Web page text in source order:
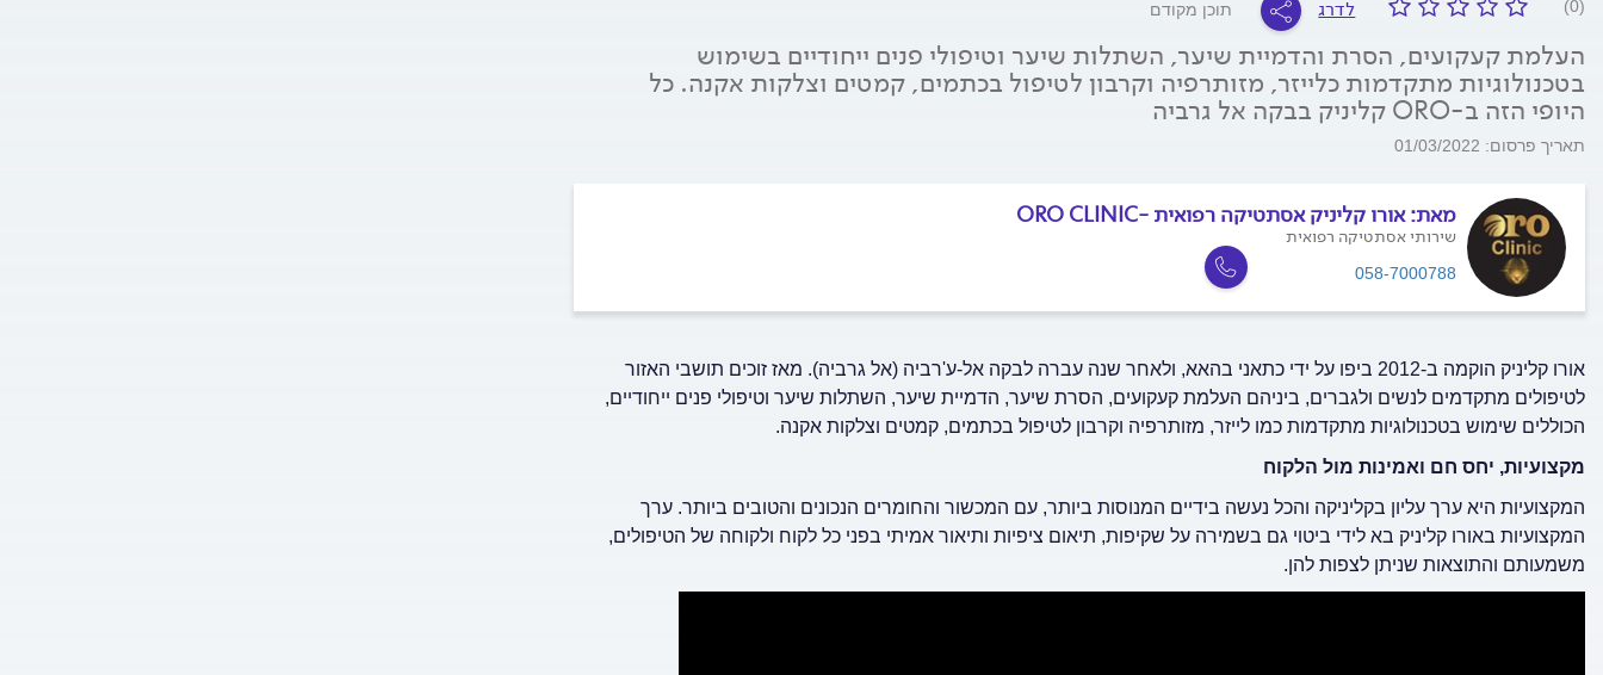
(0) לדרג תוכן מקודם
העלמת קעקועים, הסרת והדמיית שיער, השתלות שיער וטיפולי פנים ייחודיים בשימוש
בטכנולוגיות מתקדמות כלייזר, מזותרפיה וקרבון לטיפול בכתמים, קמטים וצלקות אקנה. כל
היופי הזה ב-ORO קליניק בבקה אל גרביה
תאריך פרסום: 01/03/2022
מאת: אורו קליניק אסתטיקה רפואית -ORO CLINIC
שירותי אסתטיקה רפואית
058-7000788
אורו קליניק הוקמה ב-2012 ביפו על ידי כתאני בהאא, ולאחר שנה עברה לבקה אל-ע'רביה (אל גרביה). מאז זוכים תושבי האזור
לטיפולים מתקדמים לנשים ולגברים, ביניהם העלמת קעקועים, הסרת שיער, הדמיית שיער, השתלות שיער וטיפולי פנים ייחודיים,
הכוללים שימוש בטכנולוגיות מתקדמות כמו לייזר, מזותרפיה וקרבון לטיפול בכתמים, קמטים וצלקות אקנה.
מקצועיות, יחס חם ואמינות מול הלקוח
המקצועיות היא ערך עליון בקליניקה והכל נעשה בידיים המנוסות ביותר, עם המכשור והחומרים הנכונים והטובים ביותר. ערך
המקצועיות באורו קליניק בא לידי ביטוי גם בשמירה על שקיפות, תיאום ציפיות ותיאור אמיתי בפני כל לקוח ולקוחה של הטיפולים,
משמעותם והתוצאות שניתן לצפות להן.